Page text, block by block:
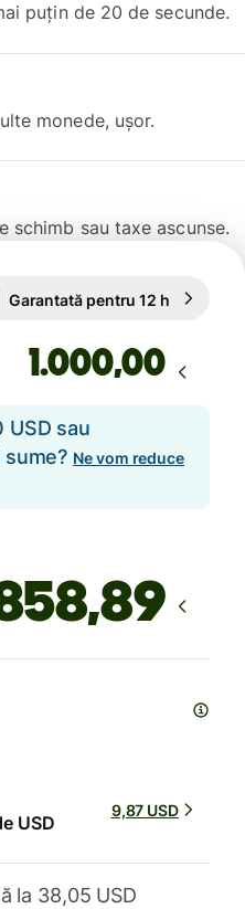
puțin de 20 de secunde.
monede, ușor.
schimb sau taxe ascunse.
Garantată pentru 12 h
,00
sau
Ne vom reduce
USD
9,87 USD
la 38,05 USD